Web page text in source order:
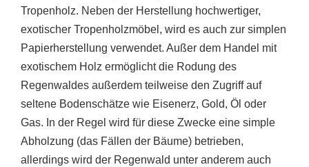
Tropenholz. Neben der Herstellung hochwertiger,
exotischer Tropenholzmöbel, wird es auch zur simplen
Papierherstellung verwendet. Außer dem Handel mit
exotischem Holz ermöglicht die Rodung des
Regenwaldes außerdem teilweise den Zugriff auf
seltene Bodenschätze wie Eisenerz, Gold, Öl oder
Gas. In der Regel wird für diese Zwecke eine simple
Abholzung (das Fällen der Bäume) betrieben,
allerdings wird der Regenwald unter anderem auch